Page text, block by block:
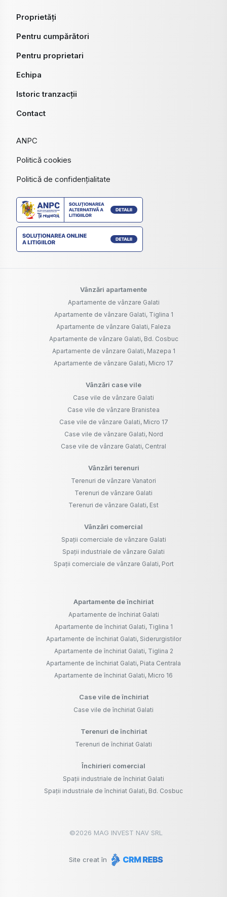
Proprietăți
Pentru cumpărători
Pentru proprietari
Echipa
Istoric tranzacții
Contact
ANPC
Politică cookies
Politică de confidențialitate
Vânzări apartamente
Apartamente de vânzare Galati
Apartamente de vânzare Galati, Tiglina 1
Apartamente de vânzare Galati, Faleza
Apartamente de vânzare Galati, Bd. Cosbuc
Apartamente de vânzare Galati, Mazepa 1
Apartamente de vânzare Galati, Micro 17
Vânzări case vile
Case vile de vânzare Galati
Case vile de vânzare Branistea
Case vile de vânzare Galati, Micro 17
Case vile de vânzare Galati, Nord
Case vile de vânzare Galati, Central
Vânzări terenuri
Terenuri de vânzare Vanatori
Terenuri de vânzare Galati
Terenuri de vânzare Galati, Est
Vânzări comercial
Spații comerciale de vânzare Galati
Spații industriale de vânzare Galati
Spații comerciale de vânzare Galati, Port
Apartamente de închiriat
Apartamente de închiriat Galati
Apartamente de închiriat Galati, Tiglina 1
Apartamente de închiriat Galati, Siderurgistilor
Apartamente de închiriat Galati, Tiglina 2
Apartamente de închiriat Galati, Piata Centrala
Apartamente de închiriat Galati, Micro 16
Case vile de închiriat
Case vile de închiriat Galati
Terenuri de închiriat
Terenuri de închiriat Galati
Închirieri comercial
Spații industriale de închiriat Galati
Spații industriale de închiriat Galati, Bd. Cosbuc
©2026 MAG INVEST NAV SRL
Site creat în